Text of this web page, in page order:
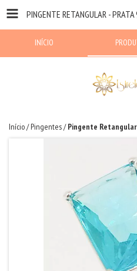
PINGENTE RETANGULAR - PRATA
INÍCIO
Início/ Pingentes/ Pingente